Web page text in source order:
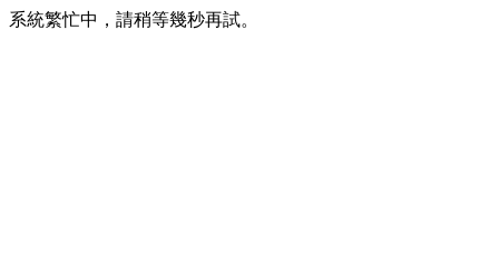
系統繁忙中，請稍等幾秒再試。